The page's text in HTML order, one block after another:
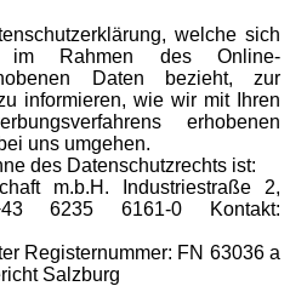
welche sich
Rahmen des Online-
Daten bezieht, zur
informieren, wie wir mit Ihren
erhobenen
uns umgehen.
des Datenschutzrechts ist:
m.b.H. Industriestraße 2,
6235 6161-0 Kontakt:
Registernummer: FN 63036 a
Salzburg